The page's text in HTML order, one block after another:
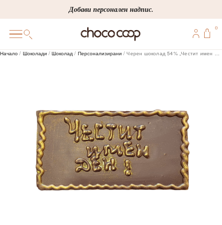
to
content
Добави персонален надпис.
КОРПОРАТИВНИ
ШОКОЛАДИ
БОНБОНИ
0
Начало / Шоколади /Шоколад / Персонализирани / Черен шоколад 54% „Честит имен ден“, 100 г